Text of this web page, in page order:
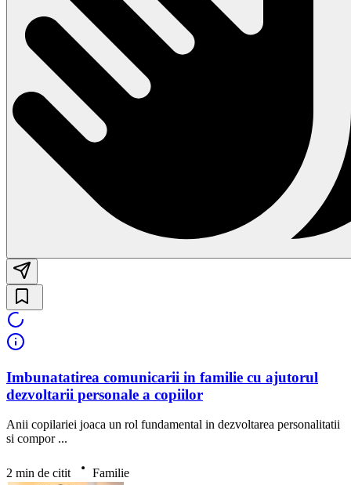
Imbunatatirea comunicarii in familie cu ajutorul
dezvoltarii personale a copiilor
Anii copilariei joaca un rol fundamental in dezvoltarea personalitatii
si compor ...
2 min de citit Familie